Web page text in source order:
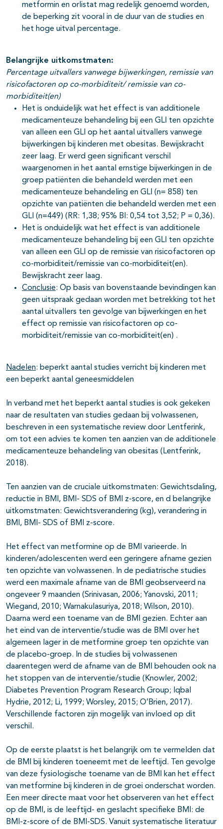
metformin en orlistat mag redelijk genoemd worden,
de beperking zit vooral in de duur van de studies en
het hoge uitval percentage.
Belangrijke uitkomstmaten:
Percentage uitvallers vanwege bijwerkingen, remissie van
risicofactoren op co-morbiditeit/ remissie van co-
morbiditeit(en)
Het is onduidelijk wat het effect is van additionele
medicamenteuze behandeling bij een GLI ten opzichte
van alleen een GLI op het aantal uitvallers vanwege
bijwerkingen bij kinderen met obesitas. Bewijskracht
zeer laag. Er werd geen significant verschil
waargenomen in het aantal ernstige bijwerkingen in de
groep patiënten die behandeld werden met een
medicamenteuze behandeling en GLI (n= 858) ten
opzichte van patiënten die behandeld werden met een
GLI (n=449) (RR: 1,38; 95% BI: 0,54 tot 3,52; P = 0,36).
Het is onduidelijk wat het effect is van additionele
medicamenteuze behandeling bij een GLI ten opzichte
van alleen een GLI op de remissie van risicofactoren op
co-morbiditeit/remissie van co-morbiditeit(en).
Bewijskracht zeer laag.
Conclusie: Op basis van bovenstaande bevindingen kan
geen uitspraak gedaan worden met betrekking tot het
aantal uitvallers ten gevolge van bijwerkingen en het
effect op remissie van risicofactoren op co-
morbiditeit/remissie van co-morbiditeit(en) .
Nadelen: beperkt aantal studies verricht bij kinderen met
een beperkt aantal geneesmiddelen
In verband met het beperkt aantal studies is ook gekeken
naar de resultaten van studies gedaan bij volwassenen,
beschreven in een systematische review door Lentferink,
om tot een advies te komen ten aanzien van de additionele
medicamenteuze behandeling van obesitas (Lentferink,
2018).
Ten aanzien van de cruciale uitkomstmaten: Gewichtsdaling,
reductie in BMI, BMI- SDS of BMI z-score, en d belangrijke
uitkomstmaten: Gewichtsverandering (kg), verandering in
BMI, BMI- SDS of BMI z-score.
Het effect van metformine op de BMI varieerde. In
kinderen/adolescenten werd een geringere afname gezien
ten opzichte van volwassenen. In de pediatrische studies
werd een maximale afname van de BMI geobserveerd na
ongeveer 9 maanden (Srinivasan, 2006; Yanovski, 2011;
Wiegand, 2010; Warnakulasuriya, 2018; Wilson, 2010).
Daarna werd een toename van de BMI gezien. Echter aan
het eind van de interventie/studie was de BMI over het
algemeen lager in de metformine groep ten opzichte van
de placebo-groep. In de studies bij volwassenen
daarentegen werd de afname van de BMI behouden ook na
het stoppen van de interventie/studie (Knowler, 2002;
Diabetes Prevention Program Research Group; Iqbal
Hydrie, 2012; Li, 1999; Worsley, 2015; O’Brien, 2017).
Verschillende factoren zijn mogelijk van invloed op dit
verschil.
Op de eerste plaatst is het belangrijk om te vermelden dat
de BMI bij kinderen toeneemt met de leeftijd. Ten gevolge
van deze fysiologische toename van de BMI kan het effect
van metformine bij kinderen in de groei onderschat worden.
Een meer directe maat voor het observeren van het effect
op de BMI, is de leeftijd- en geslacht specifieke BMI: de
BMI-z-score of de BMI-SDS. Vanuit systematische literatuur